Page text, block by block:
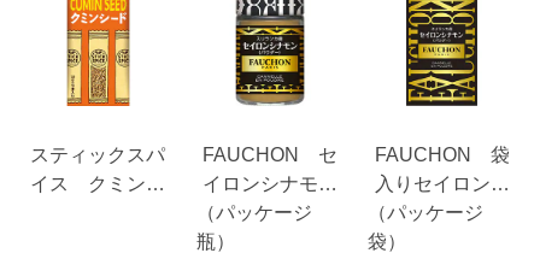
スティックスパ
イス クミンシ
FAUCHON セ
イロンシナモン
（パウダー）
（パッケージ
瓶）
FAUCHON 袋
入りセイロンシ
ナモン（パウダ
（パッケージ
袋）